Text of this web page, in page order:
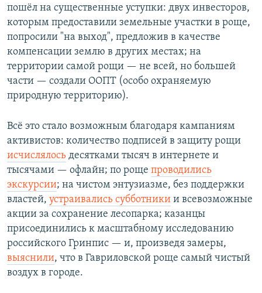
пошёл на существенные уступки: двух инвесторов,
которым предоставили земельные участки в роще,
попросили "на выход", предложив в качестве
компенсации землю в других местах; на
территории самой рощи — не всей, но большей
части — создали ООПТ (особо охраняемую
природную территорию).
Всё это стало возможным благодаря кампаниям
активистов: количество подписей в защиту рощи
исчислялось десятками тысяч в интернете и
тысячами — офлайн; по роще проводились
экскурсии; на чистом энтузиазме, без поддержки
властей, устраивались субботники и всевозможные
акции за сохранение лесопарка; казанцы
присоединились к масштабному исследованию
российского Гринпис — и, произведя замеры,
выяснили, что в Гавриловской роще самый чистый
воздух в городе.